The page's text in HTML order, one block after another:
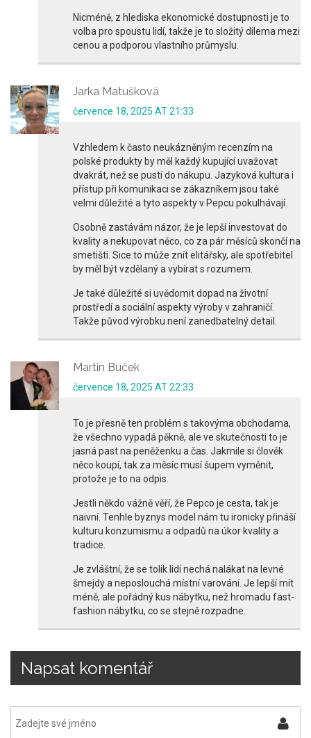
Nicméně, z hlediska ekonomické dostupnosti je to
volba pro spoustu lidí, takže je to složitý dilema mezi
cenou a podporou vlastního průmyslu.
Jarka Matušková
července 18, 2025 AT 21:33
Vzhledem k často neukázněným recenzím na
polské produkty by měl každý kupující uvažovat
dvakrát, než se pustí do nákupu. Jazyková kultura i
přístup při komunikaci se zákazníkem jsou také
velmi důležité a tyto aspekty v Pepcu pokulhávají.
Osobně zastávám názor, že je lepší investovat do
kvality a nekupovat něco, co za pár měsíců skončí na
smetišti. Sice to může znít elitářsky, ale spotřebitel
by měl být vzdělaný a vybírat s rozumem.
Je také důležité si uvědomit dopad na životní
prostředí a sociální aspekty výroby v zahraničí.
Takže původ výrobku není zanedbatelný detail.
Martin Buček
července 18, 2025 AT 22:33
To je přesně ten problém s takovýma obchodama,
že všechno vypadá pěkně, ale ve skutečnosti to je
jasná past na peněženku a čas. Jakmile si člověk
něco koupí, tak za měsíc musí šupem vyměnit,
protože je to na odpis.
Jestli někdo vážně věří, že Pepco je cesta, tak je
naivní. Tenhle byznys model nám tu ironicky přináší
kulturu konzumismu a odpadů na úkor kvality a
tradice.
Je zvláštní, že se tolik lidí nechá nalákat na levné
šmejdy a neposlouchá místní varování. Je lepší mít
méně, ale pořádný kus nábytku, než hromadu fast-
fashion nábytku, co se stejně rozpadne.
Napsat komentář